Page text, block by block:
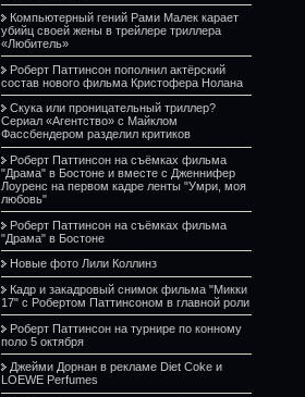
Компьютерный гений Рами Малек карает
убийц своей жены в трейлере триллера
«Любитель»
Роберт Паттинсон пополнил актёрский
состав нового фильма Кристофера Нолана
Скука или проницательный триллер?
Сериал «Агентство» с Майклом
Фассбендером разделил критиков
Роберт Паттинсон на съёмках фильма
"Драма" в Бостоне и вместе с Дженнифер
Лоуренс на первом кадре ленты "Умри, моя
любовь"
Роберт Паттинсон на съёмках фильма
"Драма" в Бостоне
Новые фото Лили Коллинз
Кадр и закадровый снимок фильма "Микки
17" с Робертом Паттинсоном в главной роли
Роберт Паттинсон на турнире по конному
поло 5 октября
Джейми Дорнан в рекламе Diet Coke и
LOEWE Perfumes